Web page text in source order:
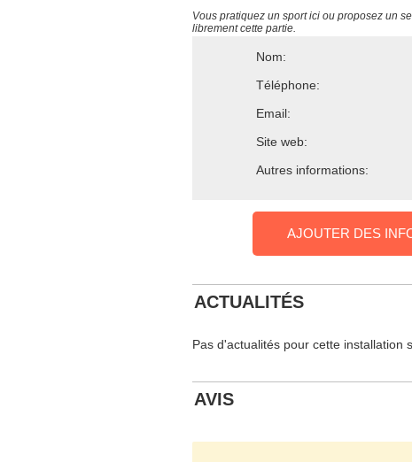
Vous pratiquez un sport ici ou proposez un
librement cette partie.
Nom:
Téléphone:
Email:
Site web:
Autres informations:
AJOUTER DES
ACTUALITÉS
Pas d'actualités pour cette installation
AVIS